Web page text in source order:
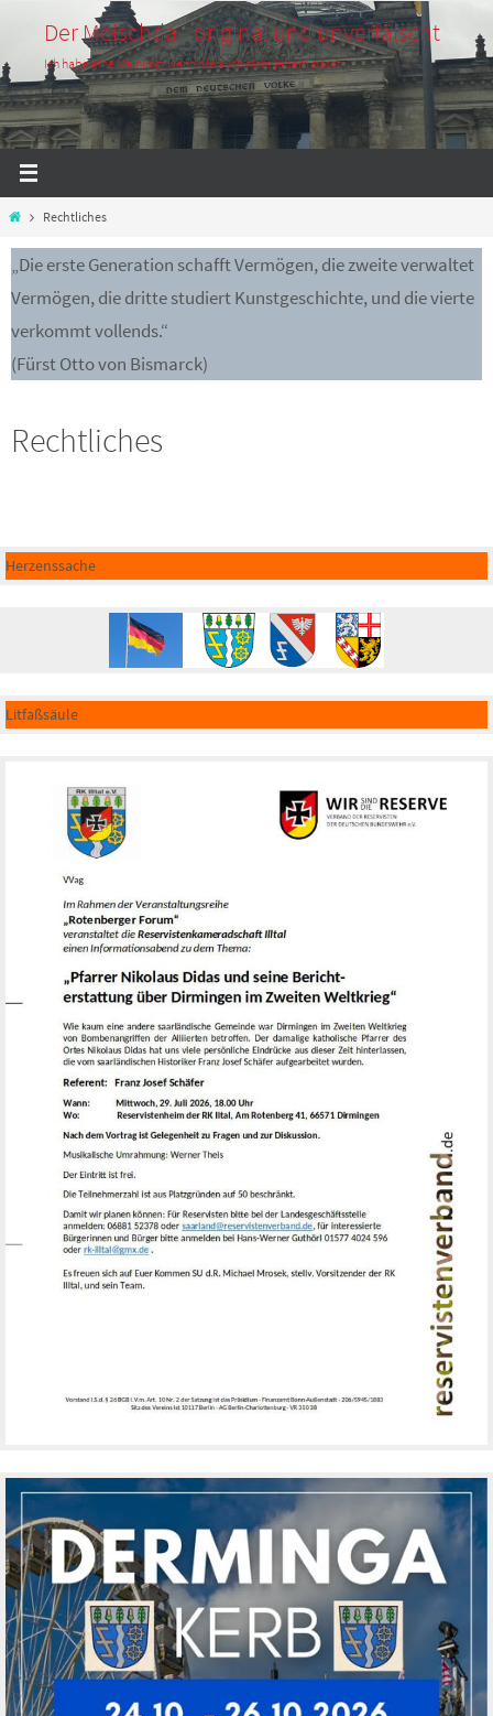
springen
Der Meischda - original und unverfälscht
Ich habe eine Meinung, wenn die auch nicht jedem passt
StartRechtliches
„Die erste Generation schafft Vermögen, die zweite verwaltet
Vermögen, die dritte studiert Kunstgeschichte, und die vierte
verkommt vollends.“
(Fürst Otto von Bismarck)
Rechtliches
Herzenssache
Litfaßsäule